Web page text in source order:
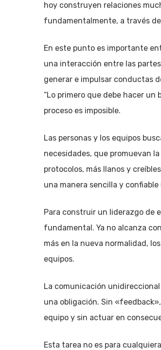
hoy construyen relaciones
fundamentalmente, a través
En este punto es importante
una interacción entre las
generar e impulsar conductas
“Lo primero que debe hacer
proceso es imposible.
Las personas y los equipos
necesidades, que promuevan
protocolos, más llanos y
una manera sencilla y confiable
Para construir un liderazgo de
fundamental. Ya no alcanza
más en la nueva normalidad,
equipos.
La comunicación
una obligación. Sin
equipo y sin actuar en
Esta tarea no es para